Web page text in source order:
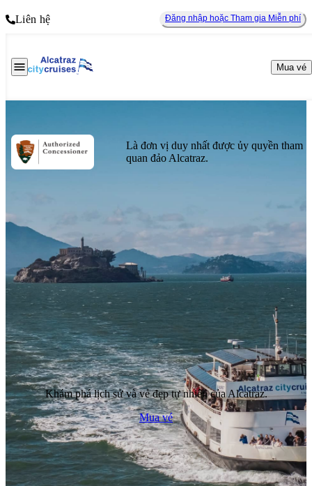
Liên hệ Đăng nhập hoặc Tham gia Miễn phí
Mua vé
Là đơn vị duy nhất được ủy quyền tham
quan đảo Alcatraz.
Khám phá lịch sử và vẻ đẹp tự nhiên của Alcatraz.
Mua vé